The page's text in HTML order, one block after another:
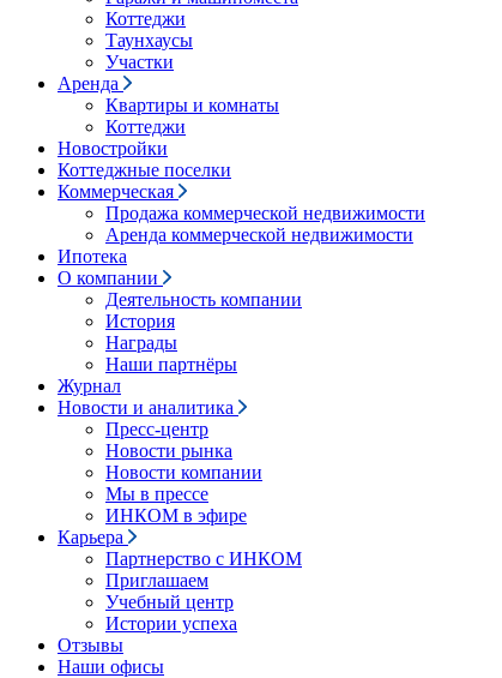
Коттеджи
Таунхаусы
Участки
Аренда
Квартиры и комнаты
Коттеджи
Новостройки
Коттеджные поселки
Коммерческая
Продажа коммерческой недвижимости
Аренда коммерческой недвижимости
Ипотека
О компании
Деятельность компании
История
Награды
Наши партнёры
Журнал
Новости и аналитика
Пресс-центр
Новости рынка
Новости компании
Мы в прессе
ИНКОМ в эфире
Карьера
Партнерство с ИНКОМ
Приглашаем
Учебный центр
Истории успеха
Отзывы
Наши офисы